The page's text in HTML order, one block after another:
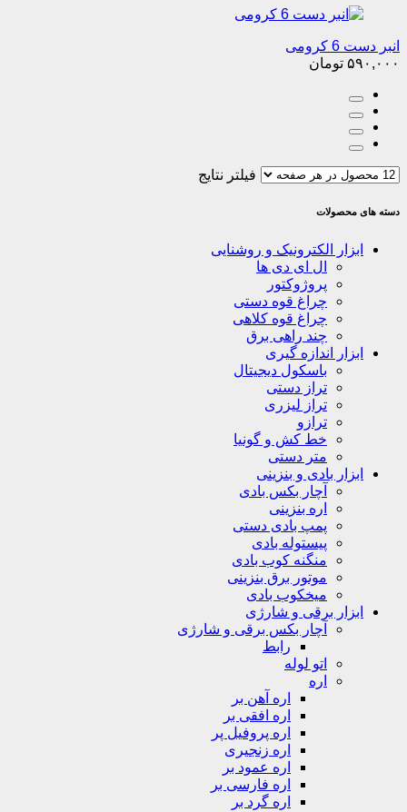
انبر دست 6 کرومی
۵۹۰,۰۰۰ تومان
فیلتر نتایج
دسته های محصولات
ابزار الکترونیک و روشنایی
ال ای دی ها
پروژوکتور
چراغ قوه دستی
چراغ قوه کلاهی
چند راهی برق
ابزار اندازه گیری
باسکول دیجیتال
تراز دستی
تراز لیزری
ترازو
خط کش و گونیا
متر دستی
ابزار بادی و بنزینی
آچار بکس بادی
اره بنزینی
پمپ بادی دستی
پیستوله بادی
منگنه کوب بادی
موتور برق بنزینی
میخکوب بادی
ابزار برقی و شارژی
آچار بکس برقی و شارژی
رابط
اتو لوله
اره
اره آهن بر
اره افقی بر
اره پروفیل پر
اره زنجیری
اره عمود بر
اره فارسی بر
اره گرد بر